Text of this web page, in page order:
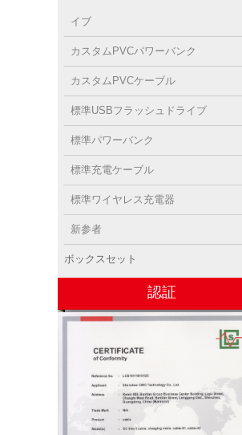
イブ
カスタムPVCパワーバンク
カスタムPVCケーブル
標準USBフラッシュドライブ
標準パワーバンク
標準充電ケーブル
標準ワイヤレス充電器
新参者
ボックスセット
認証